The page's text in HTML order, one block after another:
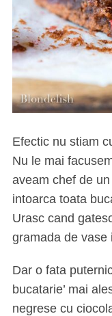
Efectic nu stiam
Nu le mai
aveam chef de
intoarca toata
Urasc cand
gramada de vase
Dar o fata
bucatarie’ mai
negrese cu